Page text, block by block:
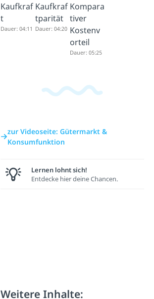
Kaufkraf
t
Dauer: 04:11
Kaufkraf
tparität
Dauer: 04:20
Kompara
tiver
Kostenv
orteil
Dauer: 05:25
zur Videoseite: Gütermarkt &
Konsumfunktion
Lernen lohnt sich!
Entdecke hier deine Chancen.
Weitere Inhalte: